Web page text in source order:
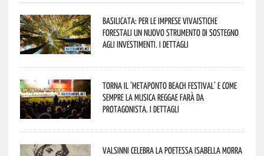
Basilicata: per le imprese vivaistiche
forestali un nuovo strumento di sostegno
agli investimenti. I dettagli
Torna il ‘Metaponto beach festival’ e come
sempre la musica reggae farà da
protagonista. I dettagli
Valsinni celebra la poetessa Isabella Morra